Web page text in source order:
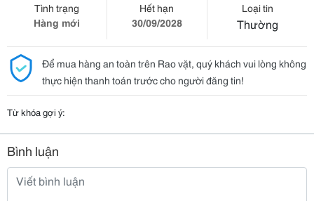
Tình trạng
Hàng mới
Hết hạn
30/09/2028
Loại tin
Thường
Để mua hàng an toàn trên Rao vặt, quý khách vui lòng không
thực hiện thanh toán trước cho người đăng tin!
Từ khóa gợi ý:
Bình luận